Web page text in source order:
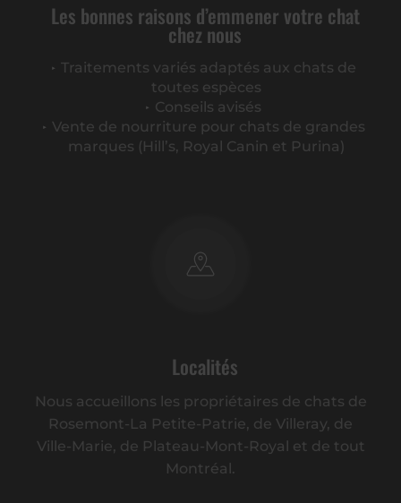
Les bonnes raisons d’emmener votre chat
chez nous
Traitements variés adaptés aux chats de
toutes espèces
Conseils avisés
Vente de nourriture pour chats de grandes
marques (Hill’s, Royal Canin et Purina)
Localités
Nous accueillons les propriétaires de chats de
Rosemont-La Petite-Patrie, de Villeray, de
Ville-Marie, de Plateau-Mont-Royal et de tout
Montréal.